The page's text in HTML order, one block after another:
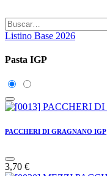
Listino Base 2026
Pasta IGP
PACCHERI DI GRAGNANO IGP
3,70 €